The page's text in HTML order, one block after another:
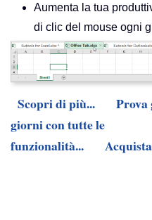
Aumenta la tua
di clic del mouse ogni
Scopri di più...
giorni con tutte le
funzionalità...